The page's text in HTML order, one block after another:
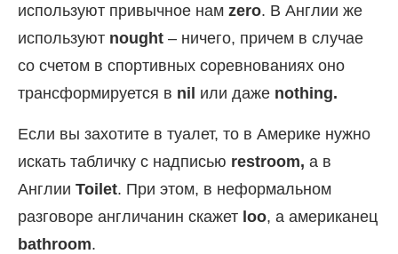
используют привычное нам zero. В Англии же
используют nought – ничего, причем в случае
со счетом в спортивных соревнованиях оно
трансформируется в nil или даже nothing.
Если вы захотите в туалет, то в Америке нужно
искать табличку с надписью restroom, а в
Англии Toilet. При этом, в неформальном
разговоре англичанин скажет loo, а американец
bathroom.